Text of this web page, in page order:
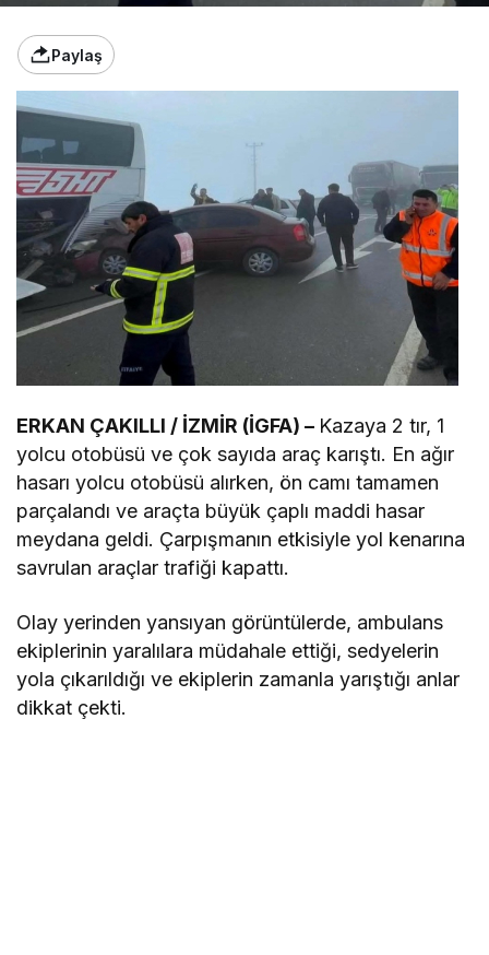
Paylaş
ERKAN ÇAKILLI / İZMİR (İGFA) – Kazaya 2 tır, 1
yolcu otobüsü ve çok sayıda araç karıştı. En ağır
hasarı yolcu otobüsü alırken, ön camı tamamen
parçalandı ve araçta büyük çaplı maddi hasar
meydana geldi. Çarpışmanın etkisiyle yol kenarına
savrulan araçlar trafiği kapattı.
Olay yerinden yansıyan görüntülerde, ambulans
ekiplerinin yaralılara müdahale ettiği, sedyelerin
yola çıkarıldığı ve ekiplerin zamanla yarıştığı anlar
dikkat çekti.